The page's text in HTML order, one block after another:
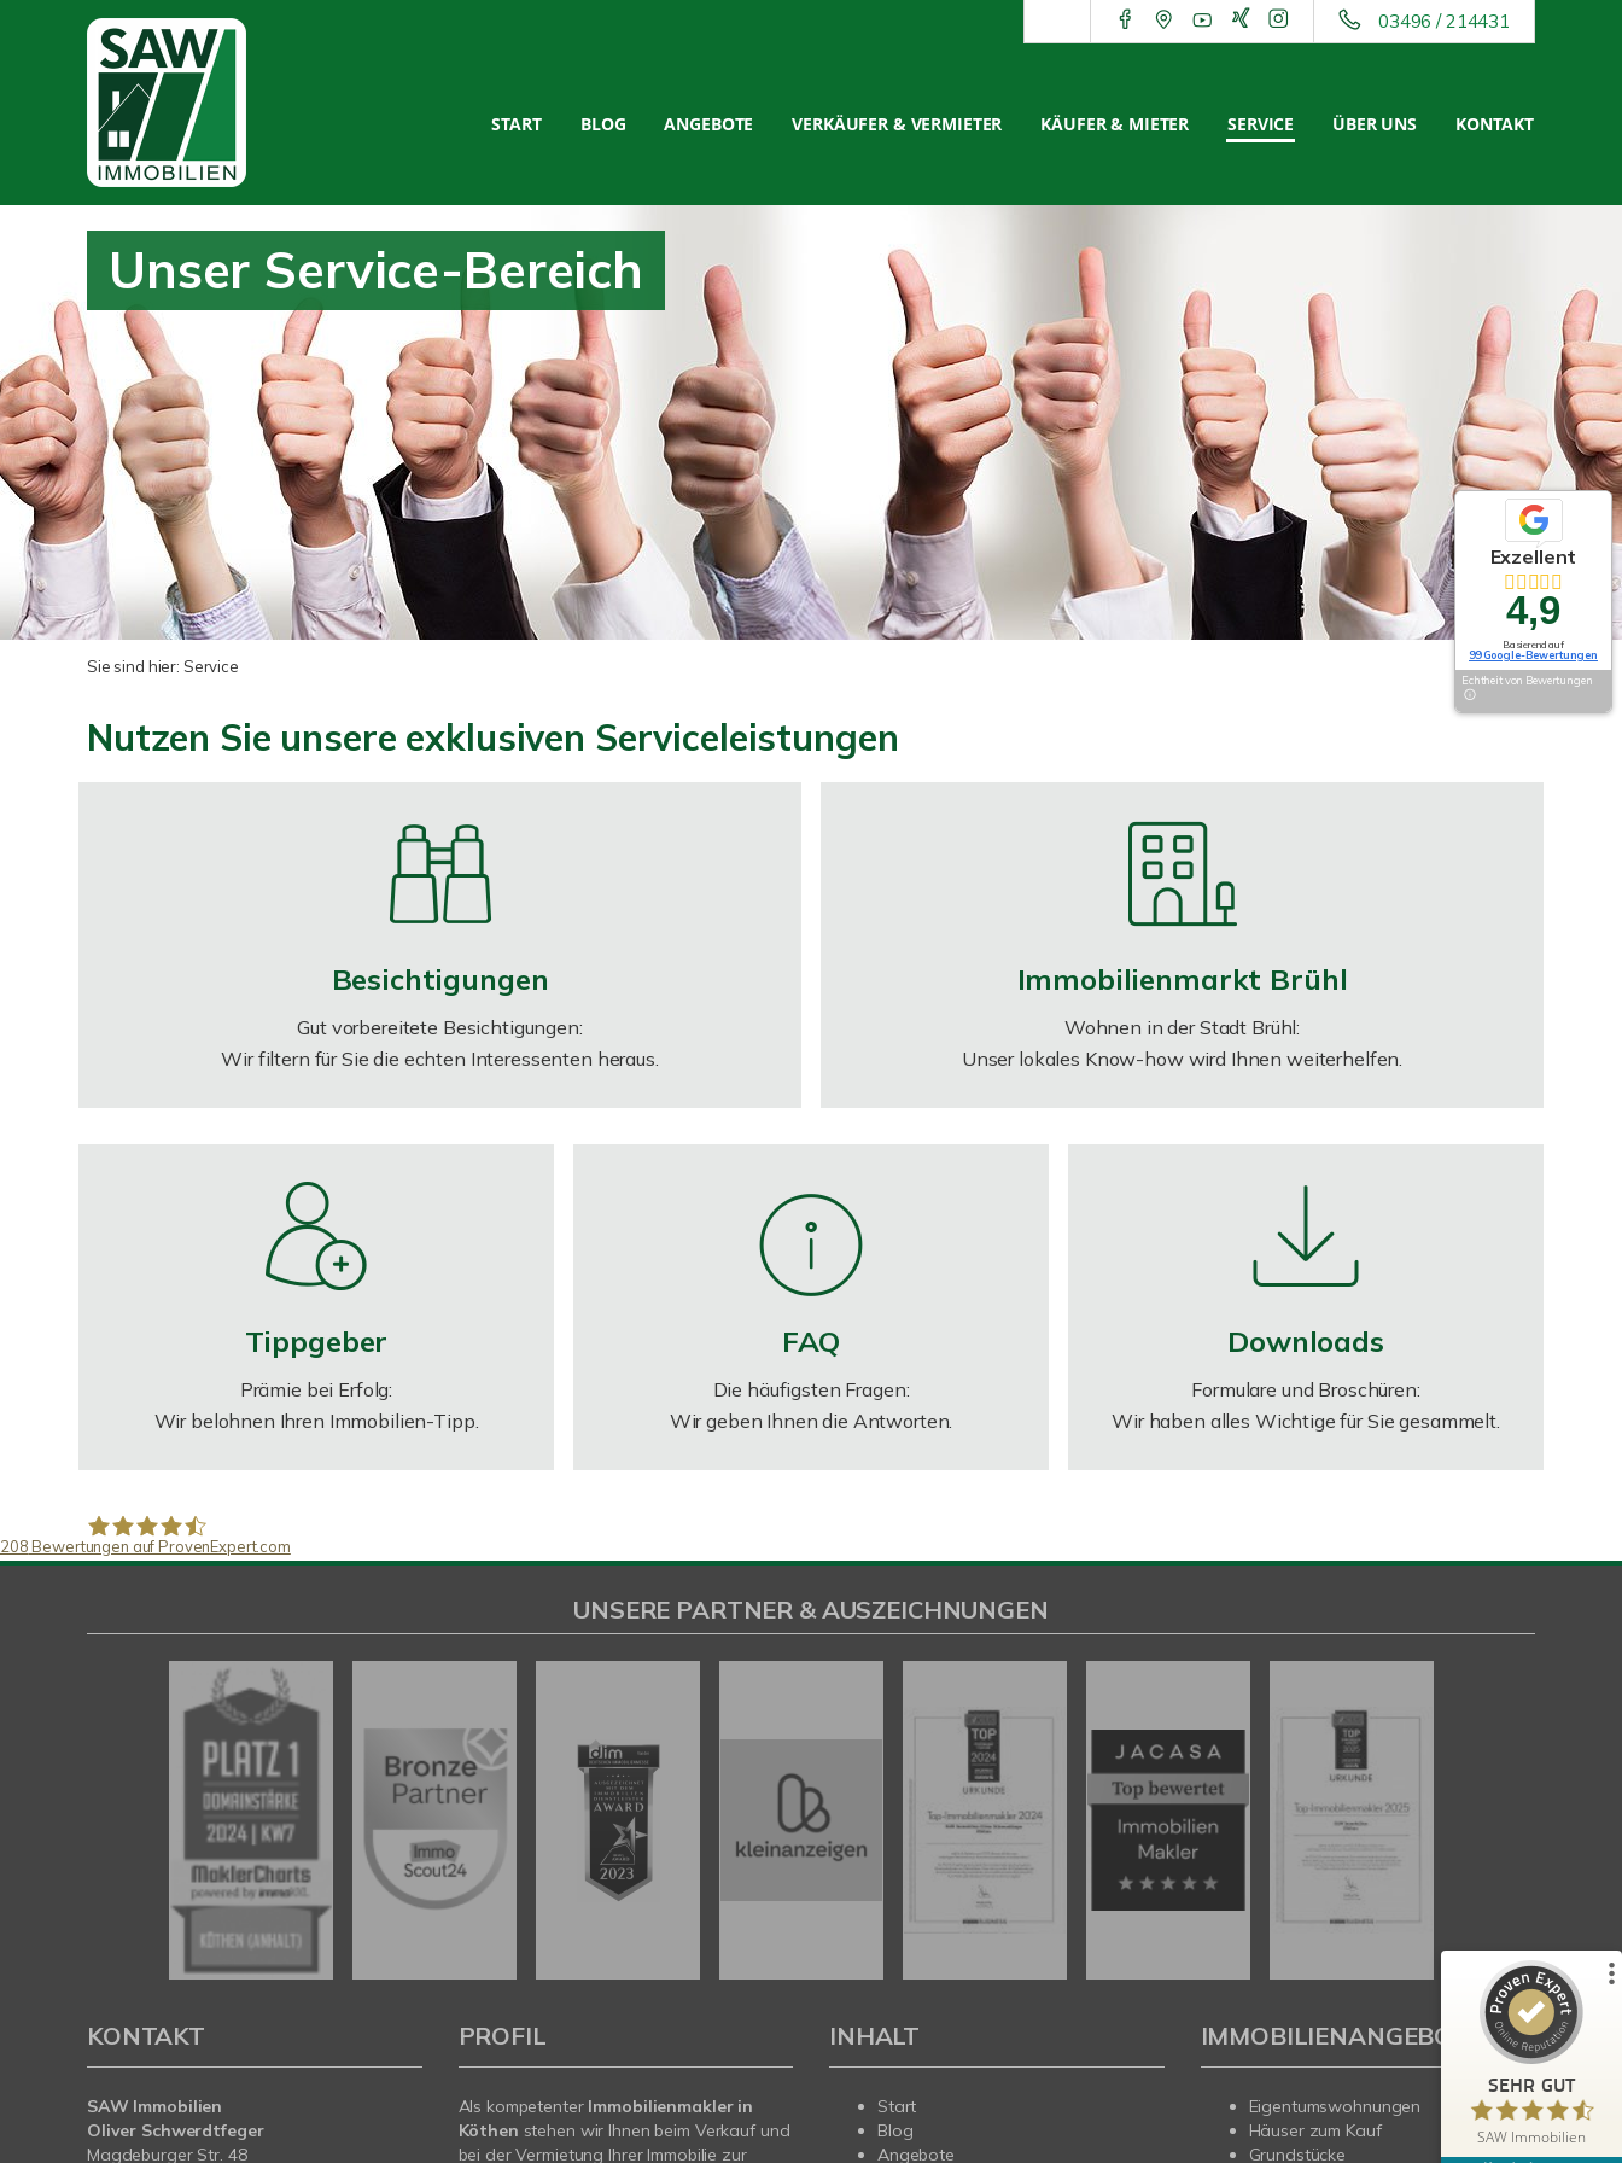
03496 / 214431
START BLOG ANGEBOTE VERKÄUFER & VERMIETER KÄUFER & MIETER SERVICE ÜBER UNS KONTAKT
Unser Service-Bereich
Sie sind hier: Service
Nutzen Sie unsere exklusiven Serviceleistungen
Besichtigungen
Gut vorbereitete Besichtigungen:
Wir filtern für Sie die echten Interessenten heraus.
Immobilienmarkt Brühl
Wohnen in der Stadt Brühl:
Unser lokales Know-how wird Ihnen weiterhelfen.
Tippgeber
Prämie bei Erfolg:
Wir belohnen Ihren Immobilien-Tipp.
FAQ
Die häufigsten Fragen:
Wir geben Ihnen die Antworten.
Downloads
Formulare und Broschüren:
Wir haben alles Wichtige für Sie gesammelt.
Exzellent
4,9
Basierend auf
99 Google-Bewertungen
Echtheit von Bewertungen
208 Bewertungen auf ProvenExpert.com
UNSERE PARTNER & AUSZEICHNUNGEN
KONTAKT
SAW Immobilien
Oliver Schwerdtfeger
Magdeburger Str. 48
PROFIL
Als kompetenter Immobilienmakler in
Köthen stehen wir Ihnen beim Verkauf und
bei der Vermietung Ihrer Immobilie zur
INHALT
Start
Blog
Angebote
IMMOBILIENANGEBOTE
Eigentumswohnungen
Häuser zum Kauf
Grundstücke
SEHR GUT
SAW Immobilien
Kundenbewertungen und Erfahrungen zu
4,67
/
29
Bewertungen auf
ProvenExpert.com
Blick aufs ProvenExpert-Profil werfen
Heidi B.
5,00
Schneller und professioneller Kundenservice